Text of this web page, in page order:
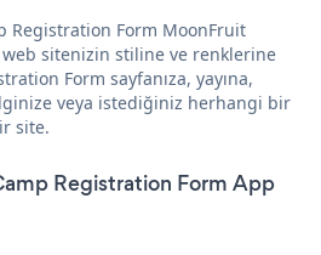
Registration Form MoonFruit
web sitenizin stiline ve renklerine
Form sayfanıza, yayına,
veya istediğiniz herhangi bir
site.
Registration Form App